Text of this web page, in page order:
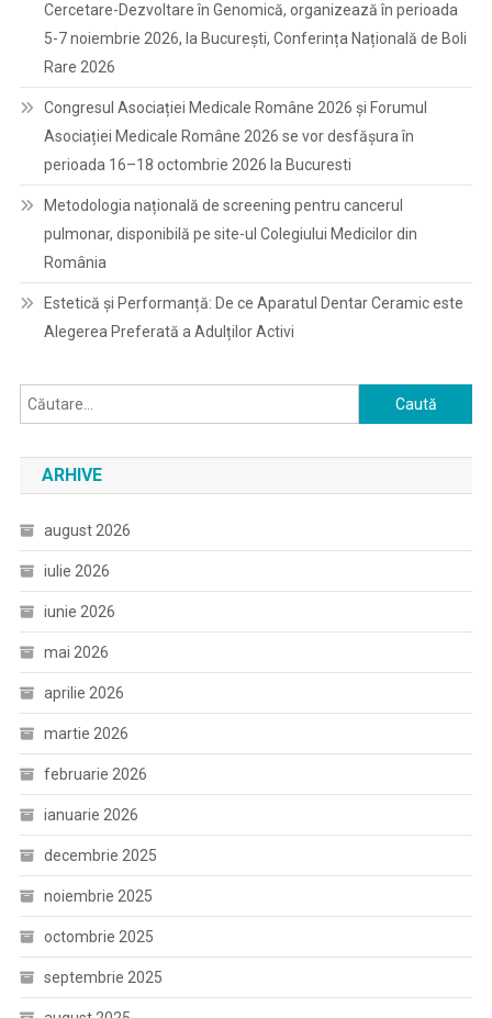
Cercetare-Dezvoltare în Genomică, organizează în perioada
5-7 noiembrie 2026, la București, Conferința Națională de Boli
Rare 2026
Congresul Asociației Medicale Române 2026 și Forumul
Asociației Medicale Române 2026 se vor desfășura în
perioada 16–18 octombrie 2026 la Bucuresti
Metodologia națională de screening pentru cancerul
pulmonar, disponibilă pe site-ul Colegiului Medicilor din
România
Estetică și Performanță: De ce Aparatul Dentar Ceramic este
Alegerea Preferată a Adulților Activi
Caută
după:
ARHIVE
august 2026
iulie 2026
iunie 2026
mai 2026
aprilie 2026
martie 2026
februarie 2026
ianuarie 2026
decembrie 2025
noiembrie 2025
octombrie 2025
septembrie 2025